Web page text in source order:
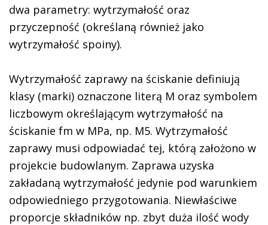
dwa parametry: wytrzymałość oraz
przyczepność (określaną również jako
wytrzymałość spoiny).
Wytrzymałość zaprawy na ściskanie definiują
klasy (marki) oznaczone literą M oraz symbolem
liczbowym określającym wytrzymałość na
ściskanie fm w MPa, np. M5. Wytrzymałość
zaprawy musi odpowiadać tej, którą założono w
projekcie budowlanym. Zaprawa uzyska
zakładaną wytrzymałość jedynie pod warunkiem
odpowiedniego przygotowania. Niewłaściwe
proporcje składników np. zbyt duża ilość wody